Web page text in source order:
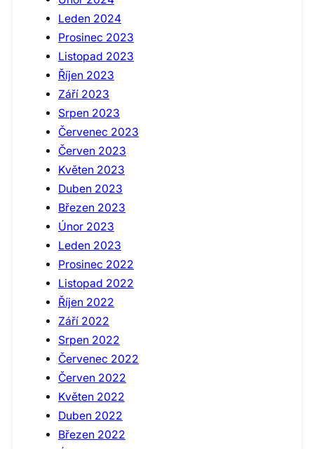
Leden 2024
Prosinec 2023
Listopad 2023
Říjen 2023
Září 2023
Srpen 2023
Červenec 2023
Červen 2023
Květen 2023
Duben 2023
Březen 2023
Únor 2023
Leden 2023
Prosinec 2022
Listopad 2022
Říjen 2022
Září 2022
Srpen 2022
Červenec 2022
Červen 2022
Květen 2022
Duben 2022
Březen 2022